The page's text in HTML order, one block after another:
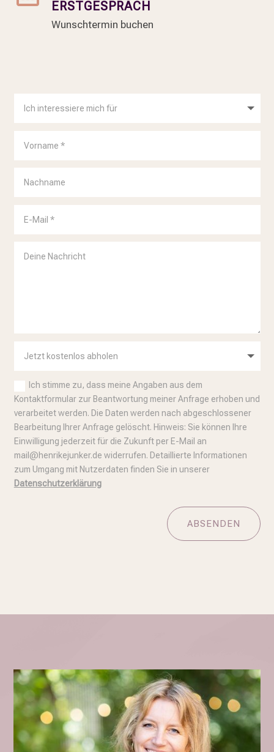
ERSTGESPRÄCH
Wunschtermin buchen
Ich stimme zu, dass meine Angaben aus dem
Kontaktformular zur Beantwortung meiner Anfrage erhoben und
verarbeitet werden. Die Daten werden nach abgeschlossener
Bearbeitung Ihrer Anfrage gelöscht. Hinweis: Sie können Ihre
Einwilligung jederzeit für die Zukunft per E-Mail an
mail@henrikejunker.de widerrufen. Detaillierte Informationen
zum Umgang mit Nutzerdaten finden Sie in unserer
Datenschutzerklärung
ABSENDEN